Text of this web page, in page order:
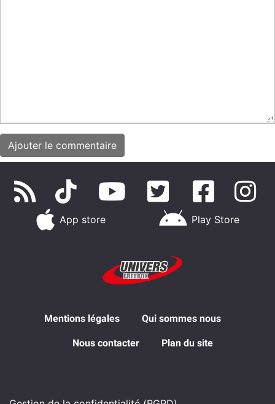
App store Play Store
Mentions légales Qui sommes nous
Nous contacter Plan du site